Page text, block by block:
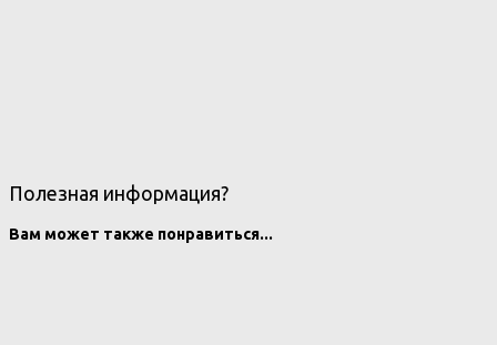
Полезная информация?
Вам может также понравиться...